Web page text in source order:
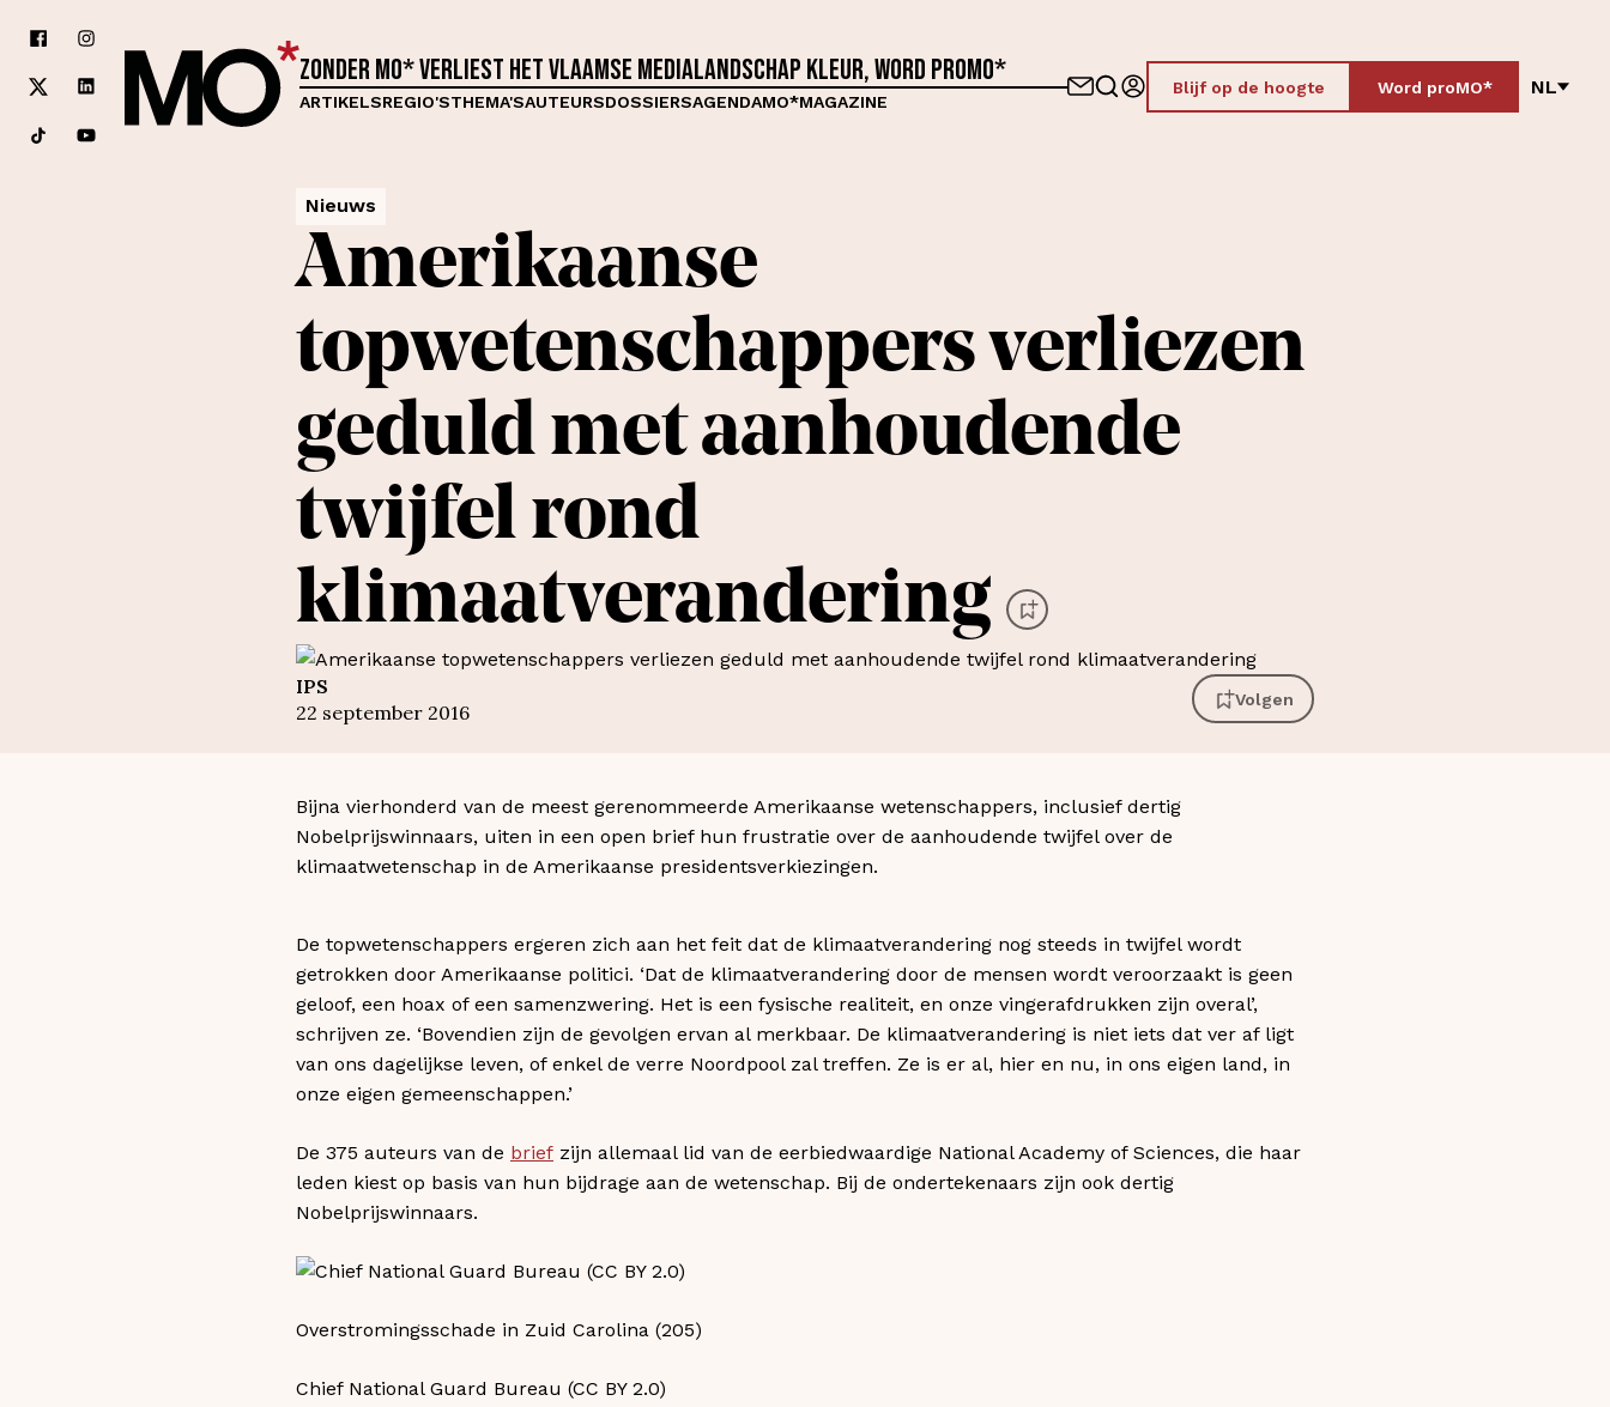
Zonder MO* verliest het Vlaamse medialandschap kleur, word proMO*
ARTIKELSREGIO'STHEMA'SAUTEURSDOSSIERSAGENDAMO*MAGAZINE
Blijf op de hoogte Word proMO* NL
Nieuws
Amerikaanse
topwetenschappers verliezen
geduld met aanhoudende
twijfel rond
klimaatverandering
IPS
22 september 2016
Volgen
Bijna vierhonderd van de meest gerenommeerde Amerikaanse wetenschappers, inclusief dertig
Nobelprijswinnaars, uiten in een open brief hun frustratie over de aanhoudende twijfel over de
klimaatwetenschap in de Amerikaanse presidentsverkiezingen.
De topwetenschappers ergeren zich aan het feit dat de klimaatverandering nog steeds in twijfel wordt
getrokken door Amerikaanse politici. ‘Dat de klimaatverandering door de mensen wordt veroorzaakt is geen
geloof, een hoax of een samenzwering. Het is een fysische realiteit, en onze vingerafdrukken zijn overal’,
schrijven ze. ‘Bovendien zijn de gevolgen ervan al merkbaar. De klimaatverandering is niet iets dat ver af ligt
van ons dagelijkse leven, of enkel de verre Noordpool zal treffen. Ze is er al, hier en nu, in ons eigen land, in
onze eigen gemeenschappen.’
De 375 auteurs van de brief zijn allemaal lid van de eerbiedwaardige National Academy of Sciences, die haar
leden kiest op basis van hun bijdrage aan de wetenschap. Bij de ondertekenaars zijn ook dertig
Nobelprijswinnaars.
Overstromingsschade in Zuid Carolina (205)
Chief National Guard Bureau (CC BY 2.0)​